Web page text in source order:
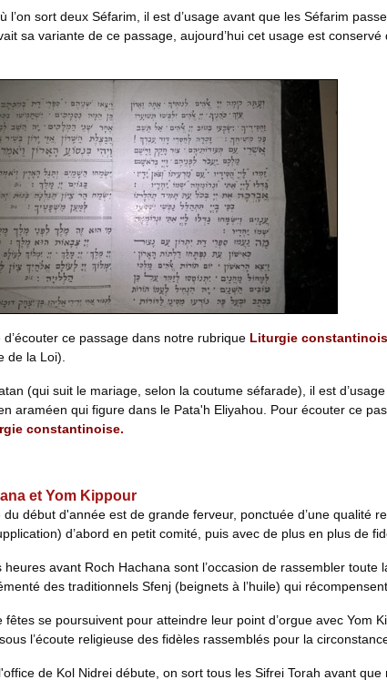
l’on sort deux Séfarim, il est d’usage avant que les Séfarim
sa variante de ce passage, aujourd’hui cet usage est
d’écouter ce passage dans notre rubrique Liturgie
de la Loi).
(qui suit le mariage, selon la coutume séfarade), il est
araméen qui figure dans le Pata'h Eliyahou. Pour écouter ce
constantinoise.
et Yom Kippour
début d'année est de grande ferveur, ponctuée d’une qualité
d’abord en petit comité, puis avec de plus en plus de
heures avant Roch Hachana sont l’occasion de rassembler
des traditionnels Sfenj (beignets à l’huile) qui
fêtes se poursuivent pour atteindre leur point d’orgue avec Yom
l’écoute religieuse des fidèles rassemblés pour la
de Kol Nidrei débute, on sort tous les Sifrei Torah avant